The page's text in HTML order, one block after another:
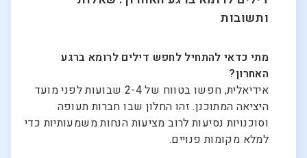
ותשובות
מתי כדאי להתחיל לחפש דילים לרומא ברגע
האחרון?
אידיאלית, חפשו בטווח של 2-4 שבועות לפני מועד
היציאה המתוכנן. זהו החלון שבו חברות תעופה
וסוכנויות נסיעות לרוב מציעות הנחות משמעותיות כדי
למלא מקומות פנויים.